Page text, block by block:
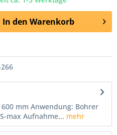
In den Warenkorb
mm Anwendung: Bohrer
max Aufnahme... mehr